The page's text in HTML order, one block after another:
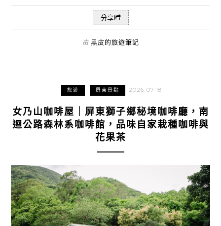
分享
由 黑皮的旅遊筆記
旅遊 屏東景點 2026-07-18
女乃山咖啡屋｜屏東獅子鄉秘境咖啡廳，南
迴公路森林系咖啡館，品味自家栽種咖啡與
花果茶